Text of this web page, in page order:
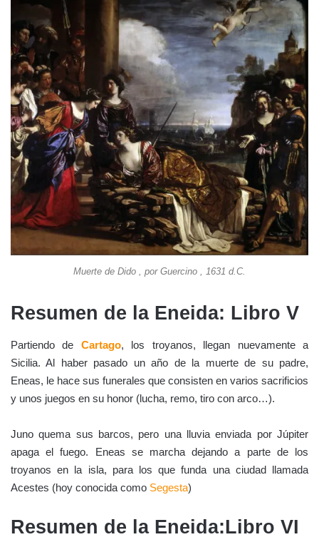
Muerte de Dido , por Guercino , 1631 d.C.
Resumen de la Eneida: Libro V
Partiendo de Cartago, los troyanos, llegan nuevamente a
Sicilia. Al haber pasado un año de la muerte de su padre,
Eneas, le hace sus funerales que consisten en varios sacrificios
y unos juegos en su honor (lucha, remo, tiro con arco…).
Juno quema sus barcos, pero una lluvia enviada por Júpiter
apaga el fuego. Eneas se marcha dejando a parte de los
troyanos en la isla, para los que funda una ciudad llamada
Acestes (hoy conocida como Segesta)
Resumen de la Eneida:Libro VI